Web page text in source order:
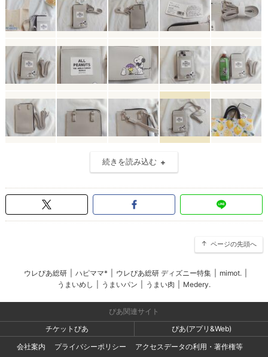
続きを読み込む
ページの先頭へ
ウレぴあ総研 ハピママ* ウレぴあ総研 ディズニー特集 mimot.
うまいめし
うまいパン うまい肉 Medery.
ぴあ関連サイト
チケットぴあ
ぴあ(アプリ&Web)
会社案内
プライバシーポリシー
アクセスデータの利用・著作権等